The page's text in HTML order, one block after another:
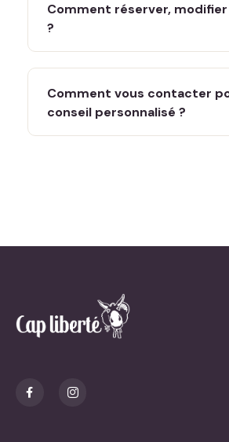
Comment réserver, modifier
?
Comment vous contacter
conseil personnalisé ?